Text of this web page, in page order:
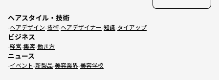
ヘアスタイル・技術
ヘアデザイン 技術 ヘアデザイナー 知識 タイアップ
ビジネス
経営 集客 働き方
ニュース
イベント 新製品 美容業界 美容学校